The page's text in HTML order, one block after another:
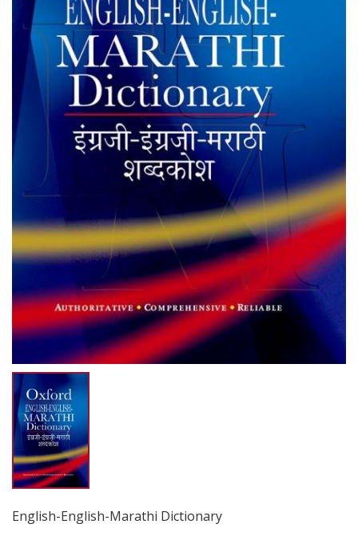
English-English-Marathi Dictionary